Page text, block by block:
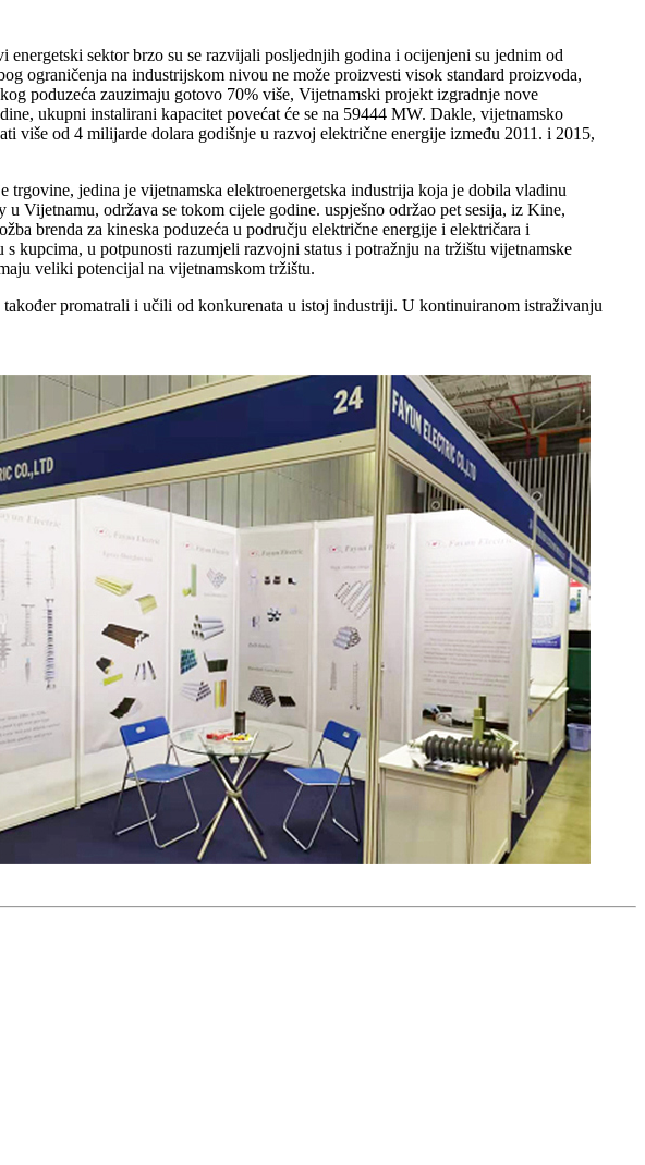
sektor brzo su se razvijali posljednjih godina i ocijenjeni su jednim od
ograničenja na industrijskom nivou ne može proizvesti visok standard proizvoda,
poduzeća zauzimaju gotovo 70% više, Vijetnamski projekt izgradnje nove
ukupni instalirani kapacitet povećat će se na 59444 MW. Dakle, vijetnamsko
više od 4 milijarde dolara godišnje u razvoj električne energije između 2011. i 2015,
jedina je vijetnamska elektroenergetska industrija koja je dobila vladinu
Vijetnamu, održava se tokom cijele godine. uspješno održao pet sesija, iz Kine,
brenda za kineska poduzeća u području električne energije i električara i
kupcima, u potpunosti razumjeli razvojni status i potražnju na tržištu vijetnamske
veliki potencijal na vijetnamskom tržištu.
promatrali i učili od konkurenata u istoj industriji. U kontinuiranom istraživanju